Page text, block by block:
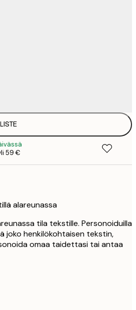
59 €
alareunassa
tila tekstille. Personoiduilla
joko henkilökohtaisen tekstin,
omaa taidettasi tai antaa